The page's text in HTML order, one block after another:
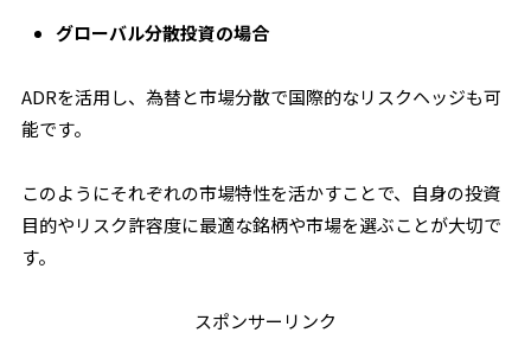
グローバル分散投資の場合
ADRを活用し、為替と市場分散で国際的なリスクヘッジも可
能です。
このようにそれぞれの市場特性を活かすことで、自身の投資
目的やリスク許容度に最適な銘柄や市場を選ぶことが大切で
す。
スポンサーリンク